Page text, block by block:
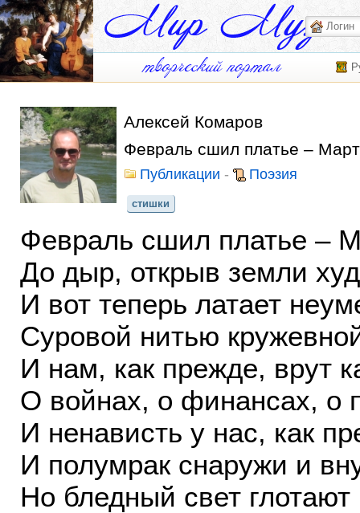
Алексей Комаров
Февраль сшил платье –
Публикации - Поэзия
стишки
Февраль сшил платье –
До дыр, открыв земли
И вот теперь латает
Суровой нитью
И нам, как прежде, врут
О войнах, о финансах, о
И ненависть у нас, как
И полумрак снаружи и
Но бледный свет глотают